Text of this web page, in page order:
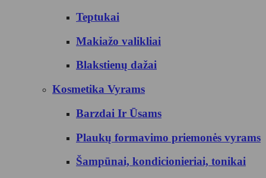
Teptukai
Makiažo valikliai
Blakstienų dažai
Kosmetika Vyrams
Barzdai Ir Ūsams
Plaukų formavimo priemonės vyrams
Šampūnai, kondicionieriai, tonikai